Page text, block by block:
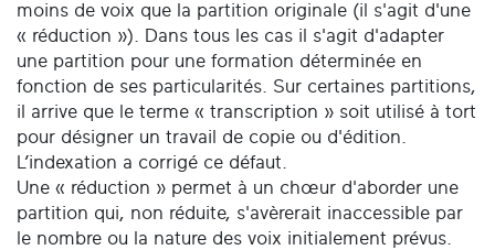
moins de voix que la partition originale (il s'agit d'une
« réduction »). Dans tous les cas il s'agit d'adapter
une partition pour une formation déterminée en
fonction de ses particularités. Sur certaines partitions,
il arrive que le terme « transcription » soit utilisé à tort
pour désigner un travail de copie ou d'édition.
L’indexation a corrigé ce défaut.
Une « réduction » permet à un chœur d'aborder une
partition qui, non réduite, s'avèrerait inaccessible par
le nombre ou la nature des voix initialement prévus.